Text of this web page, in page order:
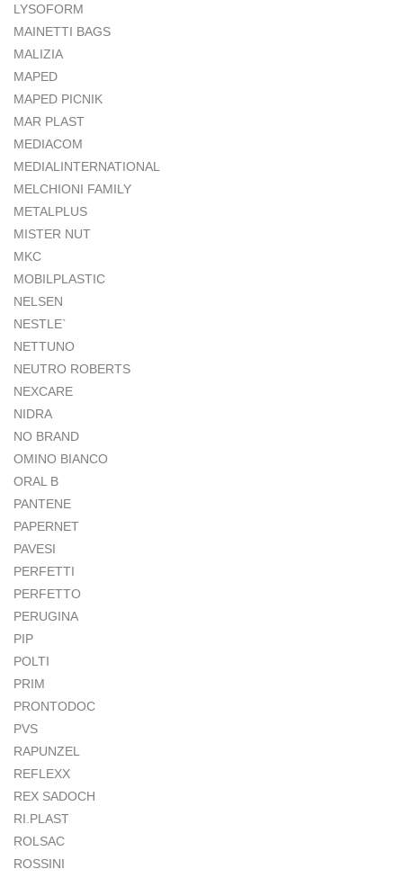
LYSOFORM
MAINETTI BAGS
MALIZIA
MAPED
MAPED PICNIK
MAR PLAST
MEDIACOM
MEDIALINTERNATIONAL
MELCHIONI FAMILY
METALPLUS
MISTER NUT
MKC
MOBILPLASTIC
NELSEN
NESTLE`
NETTUNO
NEUTRO ROBERTS
NEXCARE
NIDRA
NO BRAND
OMINO BIANCO
ORAL B
PANTENE
PAPERNET
PAVESI
PERFETTI
PERFETTO
PERUGINA
PIP
POLTI
PRIM
PRONTODOC
PVS
RAPUNZEL
REFLEXX
REX SADOCH
RI.PLAST
ROLSAC
ROSSINI